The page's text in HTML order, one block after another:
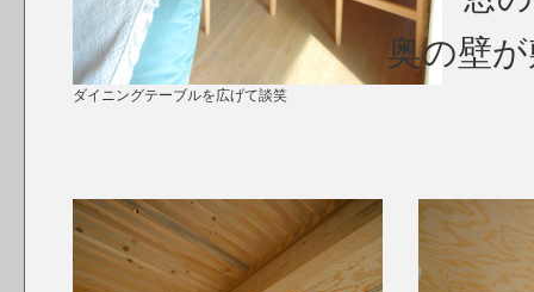
ダイニングテーブルを広げて談笑
奥の壁